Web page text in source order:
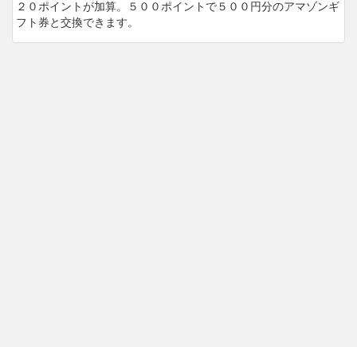
２０ポイントが加算。５００ポイントで５００円分のアマゾンギ
フト券と交換できます。